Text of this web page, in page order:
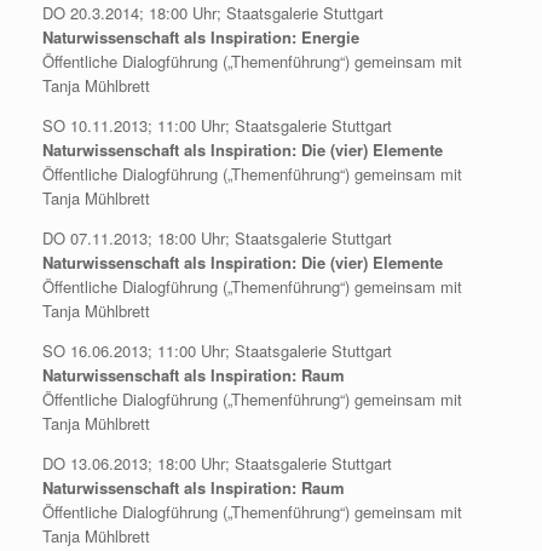
DO 20.3.2014; 18:00 Uhr; Staatsgalerie Stuttgart
Naturwissenschaft als Inspiration: Energie
Öffentliche Dialogführung („Themenführung“) gemeinsam mit
Tanja Mühlbrett
SO 10.11.2013; 11:00 Uhr; Staatsgalerie Stuttgart
Naturwissenschaft als Inspiration: Die (vier) Elemente
Öffentliche Dialogführung („Themenführung“) gemeinsam mit
Tanja Mühlbrett
DO 07.11.2013; 18:00 Uhr; Staatsgalerie Stuttgart
Naturwissenschaft als Inspiration: Die (vier) Elemente
Öffentliche Dialogführung („Themenführung“) gemeinsam mit
Tanja Mühlbrett
SO 16.06.2013; 11:00 Uhr; Staatsgalerie Stuttgart
Naturwissenschaft als Inspiration: Raum
Öffentliche Dialogführung („Themenführung“) gemeinsam mit
Tanja Mühlbrett
DO 13.06.2013; 18:00 Uhr; Staatsgalerie Stuttgart
Naturwissenschaft als Inspiration: Raum
Öffentliche Dialogführung („Themenführung“) gemeinsam mit
Tanja Mühlbrett